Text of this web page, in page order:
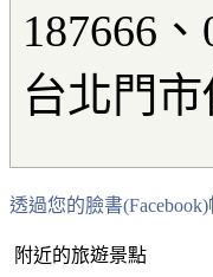
187666
台北門市
透過您的臉書
附近的旅遊景點